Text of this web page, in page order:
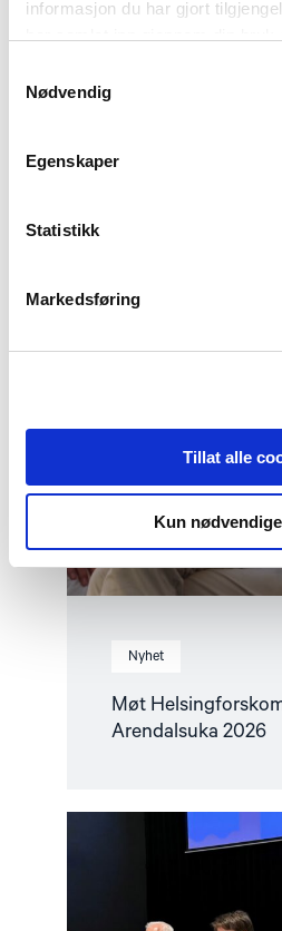
informasjon du har gjort
Nødvendig
Egenskaper
Statistikk
Markedsføring
Tillat alle
Kun
Relatert
Nyhet
Møt
Arendalsuka 2026
Haag